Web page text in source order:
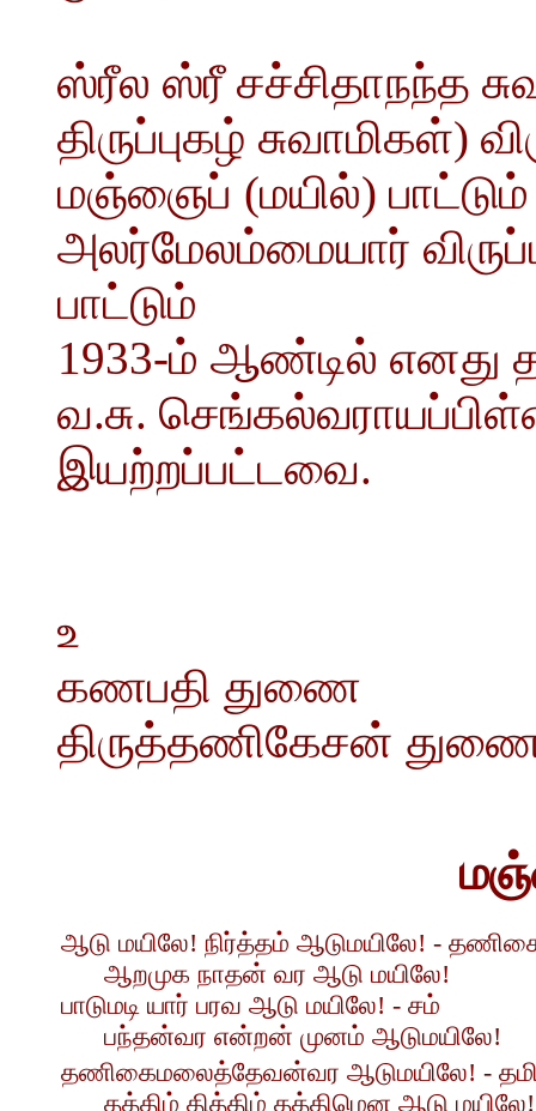
ஸ்ரீல ஸ்ரீ சச்சிதாநந்த
திருப்புகழ் சுவாமிகள்)
மஞ்ஞைப் (மயில்) பாட்டும்
அலர்மேலம்மையார்
பாட்டும்
1933-ம் ஆண்டில் எனது
வ.சு.
இயற்றப்பட்டவை.
உ
கணபதி துணை
திருத்தணிகேசன்
ஆடு மயிலே! நிர்த்தம் ஆடுமயிலே! -
ஆறமுக நாதன் வர ஆடு மயிலே!
பாடுமடி யார் பரவ ஆடு மயிலே! - சம்
பந்தன்வர என்றன் முனம் ஆடுமயிலே!
தணிகைமலைத்தேவன்வர ஆடுமயிலே! -
தத்திம் தித்திம் தத்திமென ஆடு மயிலே!